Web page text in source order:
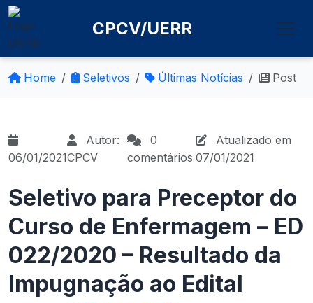
CPCV/UERR
Home Seletivos Últimas Notícias Post
06/01/2021
Autor:
CPCV
0
comentários
Atualizado em
07/01/2021
Seletivo para Preceptor do
Curso de Enfermagem – ED
022/2020 – Resultado da
Impugnação ao Edital